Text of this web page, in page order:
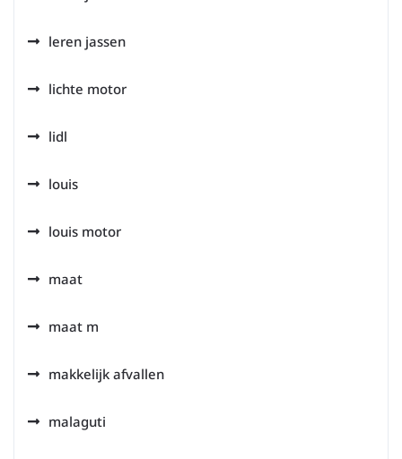
leren jassen
lichte motor
lidl
louis
louis motor
maat
maat m
makkelijk afvallen
malaguti